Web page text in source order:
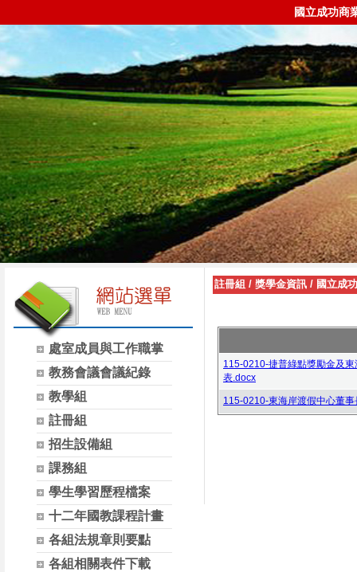
國立成功商
處室成員與工作職掌
教務會議會議紀錄
教學組
註冊組
招生設備組
課務組
學生學習歷程檔案
十二年國教課程計畫
各組法規章則要點
各組相關表件下載
註冊組 / 獎學金資訊 / 國立成
115-0210-捷普綠點獎勵金及
表.docx
115-0210-東海岸渡假中心董